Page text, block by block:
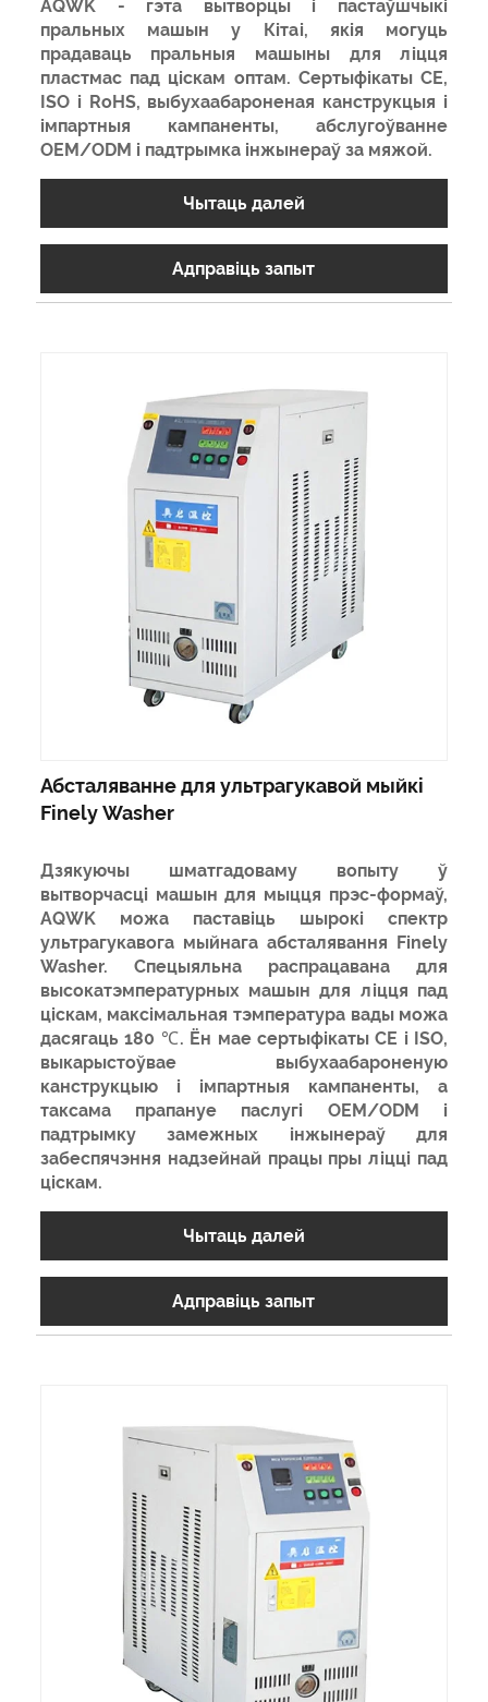
AQWK - гэта вытворцы і пастаўшчыкі
пральных машын у Кітаі, якія могуць
прадаваць пральныя машыны для ліцця
пластмас пад ціскам оптам. Сертыфікаты CE,
ISO і RoHS, выбухаабароненая канструкцыя і
імпартныя кампаненты, абслугоўванне
OEM/ODM і падтрымка інжынераў за мяжой.
Чытаць далей
Адправіць запыт
Абсталяванне для ультрагукавой мыйкі
Finely Washer
Дзякуючы шматгадоваму вопыту ў
вытворчасці машын для мыцця прэс-формаў,
AQWK можа паставіць шырокі спектр
ультрагукавога мыйнага абсталявання Finely
Washer. Спецыяльна распрацавана для
высокатэмпературных машын для ліцця пад
ціскам, максімальная тэмпература вады можа
дасягаць 180 ℃. Ён мае сертыфікаты CE і ISO,
выкарыстоўвае выбухаабароненую
канструкцыю і імпартныя кампаненты, а
таксама прапануе паслугі OEM/ODM і
падтрымку замежных інжынераў для
забеспячэння надзейнай працы пры ліцці пад
ціскам.
Чытаць далей
Адправіць запыт